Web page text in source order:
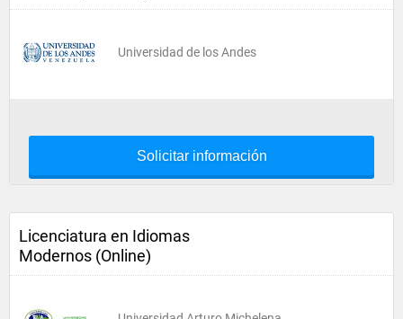
Universidad de los Andes
Solicitar información
Licenciatura en Idiomas
Modernos (Online)